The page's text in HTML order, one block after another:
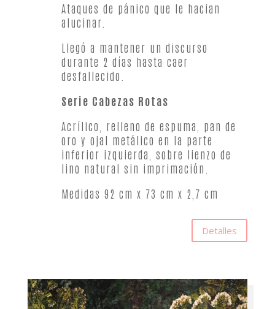
Ataques de pánico que le hacian
alucinar.
Llegó a mantener un discurso
durante 2 días hasta caer
desfallecido.
Serie Cabezas Rotas
Acrílico, relleno de espuma, pan de
oro y ojal metálico en la parte
inferior izquierda, sobre lienzo de
lino natural sin imprimación.
Medidas 92 cm x 73 cm x 2,7 cm
Detalles